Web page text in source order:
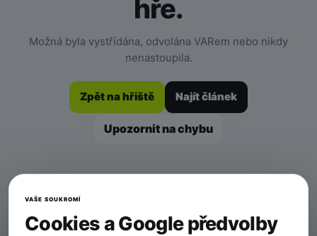
hře.
Možná byla vystřídána, odvolána VARem nebo nikdy
nenastoupila.
Zpět na hřiště Najít článek
Upozornit na chybu
VAŠE SOUKROMÍ
Cookies a Google předvolby